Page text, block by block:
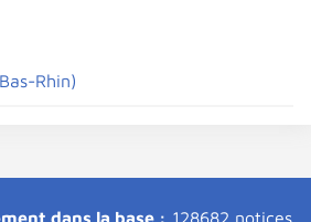
Rhin)
dans la base : 128682 notices